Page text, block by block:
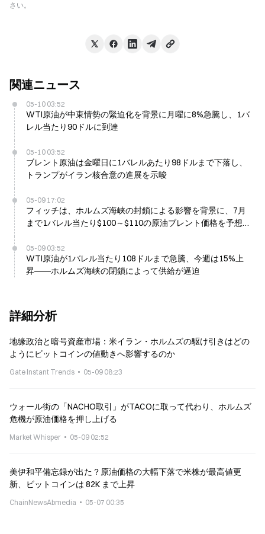
さい。
関連ニュース
05-10 03:52
WTI原油が中東情勢の緊迫化を背景に月曜に8%急騰し、1バ
レル当たり90ドルに到達
05-10 03:52
ブレント原油は金曜日に1バレルあたり98ドルまで下落し、
トランプがイラン核合意の進展を示唆
05-09 17:02
フィッチは、ホルムズ海峡の封鎖による影響を背景に、7月
まで1バレル当たり$100～$110の原油ブレント価格を予想
05-09 03:52
WTI原油が1バレル当たり108ドルまで急騰、今週は15%上
昇――ホルムズ海峡の閉鎖によって供給が逼迫
詳細分析
地缘政治と暗号資産市場：米イラン・ホルムズの駆け引きはどの
ようにビットコインの値動きへ影響するのか
Gate Instant Trends 05-09 08:23
ウォール街の「NACHO取引」がTACOに取って代わり、ホルムズ
危機が原油価格を押し上げる
Market Whisper 05-09 02:52
美伊和平備忘録が出た？原油価格の大幅下落で米株が最高値更
新、ビットコインは 82K まで上昇
ChainNewsAbmedia 05-07 00:35